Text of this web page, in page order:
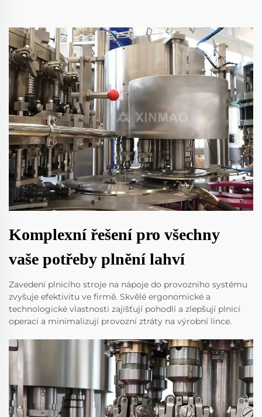
Komplexní řešení pro všechny
vaše potřeby plnění lahví
Zavedení plnicího stroje na nápoje do provozního systému
zvyšuje efektivitu ve firmě. Skvělé ergonomické a
technologické vlastnosti zajišťují pohodlí a zlepšují plnicí
operaci a minimalizují provozní ztráty na výrobní lince.